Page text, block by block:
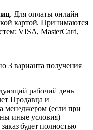
. Для оплаты онлайн
картой. Принимаются
VISA, MasterCard,
3 варианта получения
рабочий день
Продавца и
менеджером (если при
иные условия)
будет полностью